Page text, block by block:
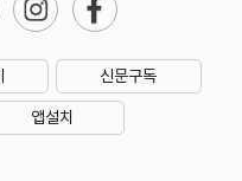
신문구독
앱설치